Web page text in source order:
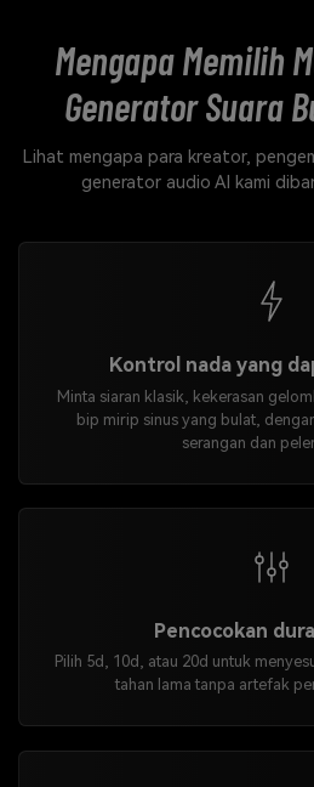
Mengapa Memilih
Generator Suara
Lihat mengapa para kreator,
generator audio AI kami
Kontrol nada yang
Minta siaran klasik, kekerasan
bip mirip sinus yang bulat,
serangan dan
Pencocokan
Pilih 5d, 10d, atau 20d untuk
tahan lama tanpa artefak